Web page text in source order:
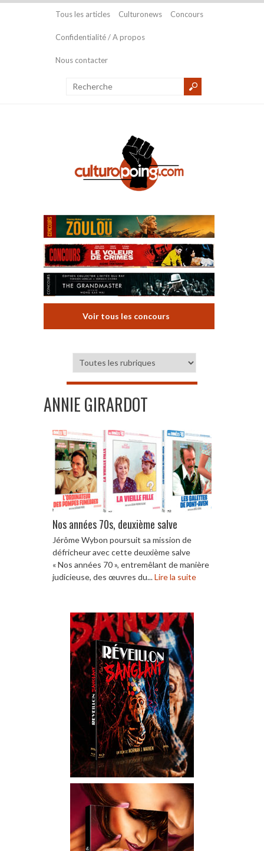
Tous les articles Culturonews Concours
Confidentialité / A propos
Nous contacter
Voir tous les concours
ANNIE GIRARDOT
Nos années 70s, deuxième salve
Jérôme Wybon poursuit sa mission de
défricheur avec cette deuxième salve
« Nos années 70 », entremêlant de manière
judicieuse, des œuvres du...Lire la suite